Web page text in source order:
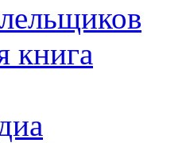
книга